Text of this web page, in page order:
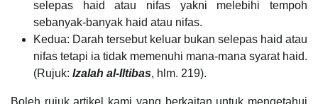
selepas haid atau nifas yakni melebihi tempoh
sebanyak-banyak haid atau nifas.
Kedua: Darah tersebut keluar bukan selepas haid atau
nifas tetapi ia tidak memenuhi mana-mana syarat haid.
(Rujuk: Izalah al-Iltibas, hlm. 219).
Boleh rujuk artikel kami yang berkaitan untuk mengetahui